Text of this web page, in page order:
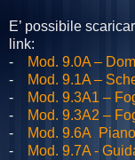
E’ possibile
link:
-
Mod. 9.0A –
-
Mod. 9.1A –
-
Mod. 9.3A1 –
-
Mod. 9.3A2 –
-
Mod. 9.6A
-
Mod. 9.7A -